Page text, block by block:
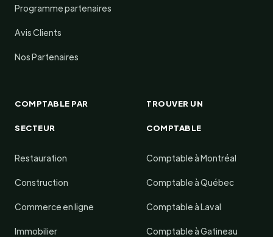
Programme partenaires
Avis Clients
Nos Partenaires
COMPTABLE PAR
SECTEUR
Restauration
Construction
Commerce en ligne
Immobilier
TROUVER UN
COMPTABLE
Comptable à Montréal
Comptable à Québec
Comptable à Laval
Comptable à Gatineau